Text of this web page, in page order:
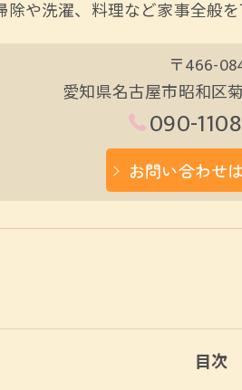
や洗濯、料理など家事全般
〒466-
愛知県名古屋市昭和区
090-
お問い合わせ
目次